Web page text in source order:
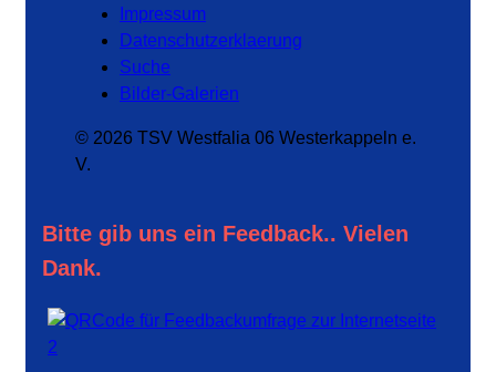
Impressum
Datenschutzerklaerung
Suche
Bilder-Galerien
© 2026 TSV Westfalia 06 Westerkappeln e.
V.
Bitte gib uns ein Feedback.. Vielen
Dank.